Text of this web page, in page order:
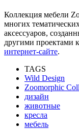
Коллекция мебели
многих
аксессуаров,
другими проектами
интернет-сайте.
TAGS
Wild Design
Zoomorphic
дизайн
животные
кресла
мебель